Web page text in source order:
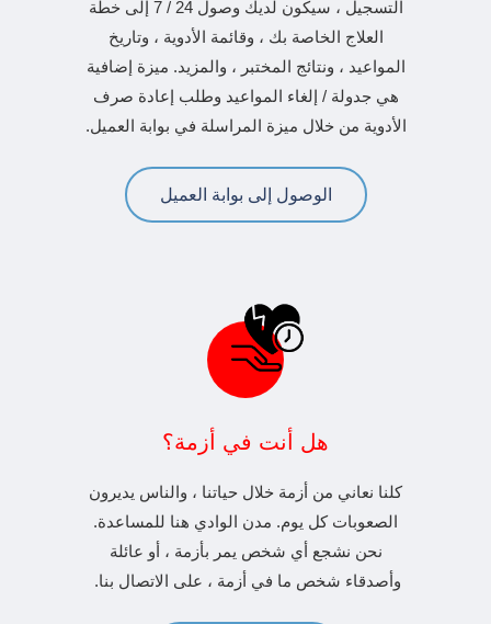
التسجيل ، سيكون لديك وصول 24 / 7 إلى خطة
العلاج الخاصة بك ، وقائمة الأدوية ، وتاريخ
المواعيد ، ونتائج المختبر ، والمزيد. ميزة إضافية
هي جدولة / إلغاء المواعيد وطلب إعادة صرف
الأدوية من خلال ميزة المراسلة في بوابة العميل.
الوصول إلى بوابة العميل
هل أنت في أزمة؟
كلنا نعاني من أزمة خلال حياتنا ، والناس يديرون
الصعوبات كل يوم. مدن الوادي هنا للمساعدة.
نحن نشجع أي شخص يمر بأزمة ، أو عائلة
وأصدقاء شخص ما في أزمة ، على الاتصال بنا.